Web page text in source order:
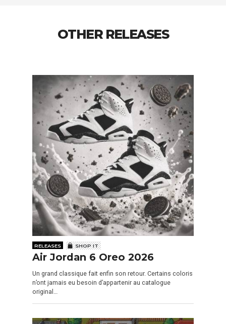
OTHER RELEASES
RELEASES SHOP IT
Air Jordan 6 Oreo 2026
Un grand classique fait enfin son retour. Certains coloris
n’ont jamais eu besoin d’appartenir au catalogue
original…